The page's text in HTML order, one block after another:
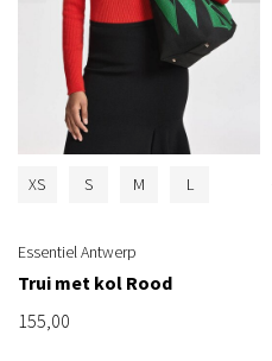
XS S M L
Essentiel Antwerp
Trui met kol Rood
155,00